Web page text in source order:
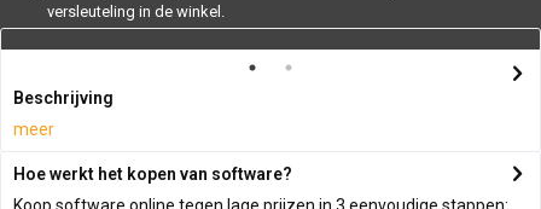
versleuteling in de winkel.
Beschrijving
meer
Hoe werkt het kopen van software?